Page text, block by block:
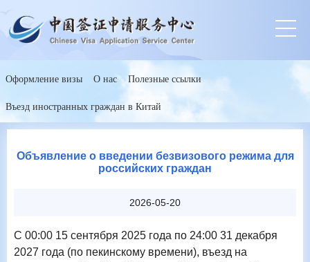
Оформление визы О нас Полезные ссылки
Въезд иностранных граждан в Китай
Объявление о введении безвизового режима для
российских граждан
2026-05-20
С 00:00 15 сентября 2025 года по 24:00 31 декабря
2027 года (по пекинскому времени), въезд на